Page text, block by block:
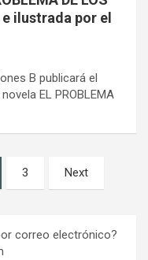
e ilustrada por el
B publicará el
EL PROBLEMA
3 Next
correo electrónico?